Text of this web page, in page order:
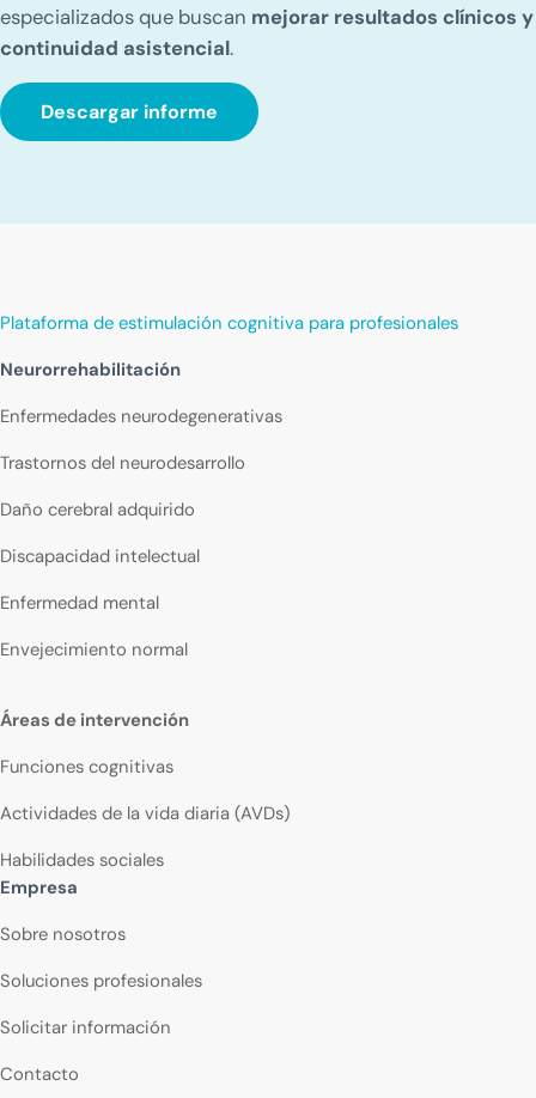
especializados que buscan mejorar resultados clínicos y
continuidad asistencial.
Descargar informe
Plataforma de estimulación cognitiva para profesionales
Neurorrehabilitación
Enfermedades neurodegenerativas
Trastornos del neurodesarrollo
Daño cerebral adquirido
Discapacidad intelectual
Enfermedad mental
Envejecimiento normal
Áreas de intervención
Funciones cognitivas
Actividades de la vida diaria (AVDs)
Habilidades sociales
Empresa
Sobre nosotros
Soluciones profesionales
Solicitar información
Contacto